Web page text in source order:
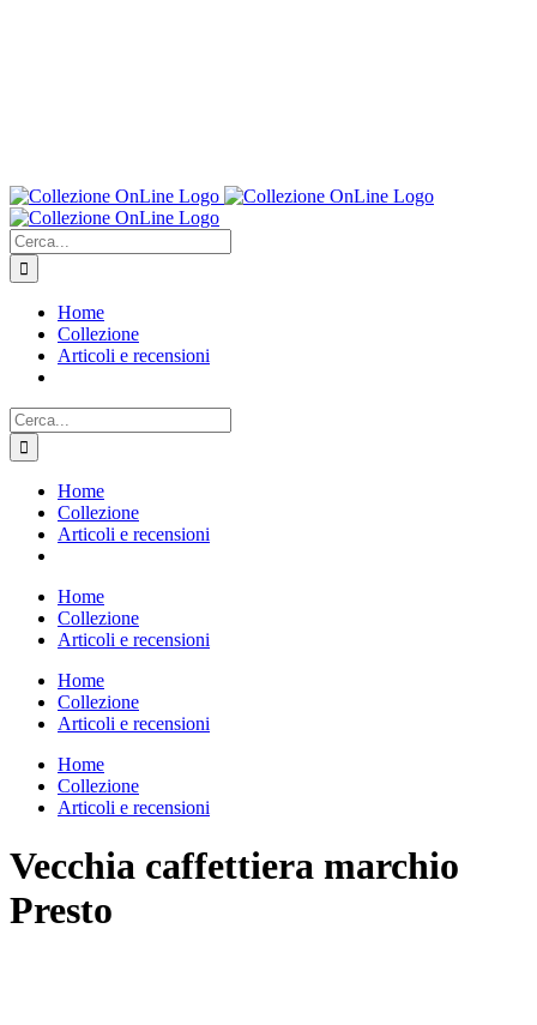
Cerca
per:
Home
Collezione
Articoli e recensioni
Cerca
per:
Home
Collezione
Articoli e recensioni
Home
Collezione
Articoli e recensioni
Home
Collezione
Articoli e recensioni
Home
Collezione
Articoli e recensioni
Vecchia caffettiera marchio
Presto